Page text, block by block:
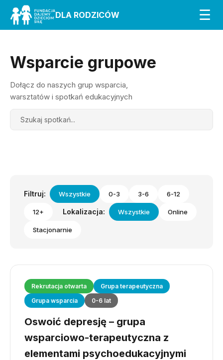
DLA RODZICÓW ☰
Wsparcie grupowe
Dołącz do naszych grup wsparcia,
warsztatów i spotkań edukacyjnych
Search
Filtruj: Wszystkie 0-3 3-6 6-12
12+ Lokalizacja: Wszystkie Online
Stacjonarnie
Rekrutacja otwarta
Grupa terapeutyczna
Grupa wsparcia
0-6 lat
Oswoić depresję – grupa
wsparciowo-terapeutyczna z
elementami psychoedukacyjnymi